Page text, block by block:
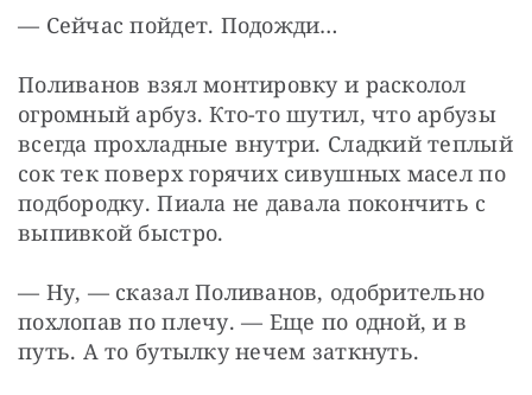
— Сейчас пойдет. Подожди…
Поливанов взял монтировку и расколол
огромный арбуз. Кто-то шутил, что арбузы
всегда прохладные внутри. Сладкий теплый
сок тек поверх горячих сивушных масел по
подбородку. Пиала не давала покончить с
выпивкой быстро.
— Ну, — сказал Поливанов, одобрительно
похлопав по плечу. — Еще по одной, и в
путь. А то бутылку нечем заткнуть.